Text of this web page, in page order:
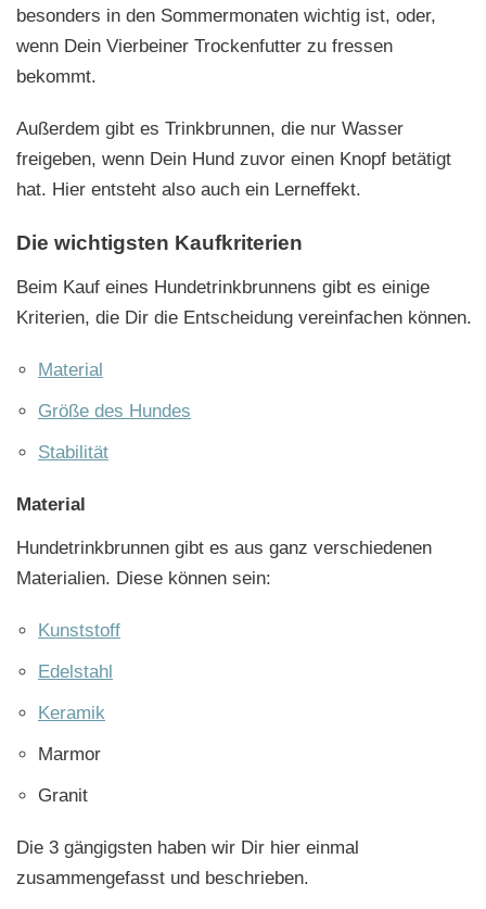
besonders in den Sommermonaten wichtig ist, oder,
wenn Dein Vierbeiner Trockenfutter zu fressen
bekommt.
Außerdem gibt es Trinkbrunnen, die nur Wasser
freigeben, wenn Dein Hund zuvor einen Knopf betätigt
hat. Hier entsteht also auch ein Lerneffekt.
Die wichtigsten Kaufkriterien
Beim Kauf eines Hundetrinkbrunnens gibt es einige
Kriterien, die Dir die Entscheidung vereinfachen können.
Material
Größe des Hundes
Stabilität
Material
Hundetrinkbrunnen gibt es aus ganz verschiedenen
Materialien. Diese können sein:
Kunststoff
Edelstahl
Keramik
Marmor
Granit
Die 3 gängigsten haben wir Dir hier einmal
zusammengefasst und beschrieben.